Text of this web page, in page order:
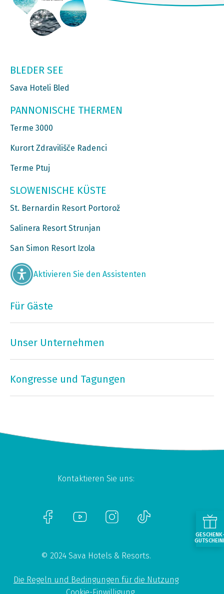
BLEDER SEE
Sava Hoteli Bled
PANNONISCHE THERMEN
Terme 3000
Kurort Zdravilišče Radenci
Terme Ptuj
SLOWENISCHE KÜSTE
St. Bernardin Resort Portorož
Salinera Resort Strunjan
San Simon Resort Izola
Aktivieren Sie den Assistenten
Für Gäste
Unser Unternehmen
Kongresse und Tagungen
Kontaktieren Sie uns:
© 2024 Sava Hotels & Resorts.
Die Regeln und Bedingungen für die Nutzung